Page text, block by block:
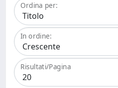
Ordina per:
In ordine:
Risultati/Pagina